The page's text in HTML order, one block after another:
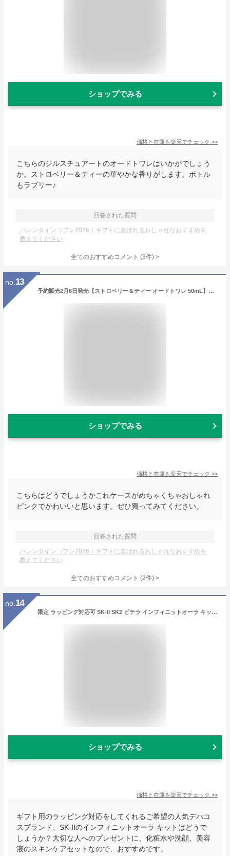
ショップでみる
価格と在庫を楽天でチェック >>
こちらのジルスチュアートのオードトワレはいかがでしょう
か。ストロベリー＆ティーの華やかな香りがします。ボトル
もラブリー♪
回答された質問
バレンタインコフレ2026｜ギフトに喜ばれるおしゃれなおすすめを
教えてください
全てのおすすめコメント (3件) >
no. 13
予約販売2月6日発売【ストロベリー＆ティー オードトワレ 50mL】ジルスチュアート ビューティ(JILLSTUART Beauty)ストロベリー＆ティー オードトワレ 50mL クリスマスコフレ ホリデーギフト 2025クリスマス クリスマスプレゼント 2026春コスメ バレンタインホワイトデ
ショップでみる
価格と在庫を楽天でチェック >>
こちらはどうでしょうかこれケースがめちゃくちゃおしゃれ
ピンクでかわいいと思います。ぜひ買ってみてください。
回答された質問
バレンタインコフレ2026｜ギフトに喜ばれるおしゃれなおすすめを
教えてください
全てのおすすめコメント (2件) >
no. 14
限定 ラッピング対応可 SK-II SK2 ピテラ インフィニットオーラ キット 【国内正規品・宅急便送料無料】母の日 ギフト
ショップでみる
価格と在庫を楽天でチェック >>
ギフト用のラッピング対応をしてくれるご希望の人気デパコ
スブランド、SK-IIのインフィニットオーラ キットはどうで
しょうか？大切な人へのプレゼントに、化粧水や洗顔、美容
液のスキンケアセットなので、おすすめです。